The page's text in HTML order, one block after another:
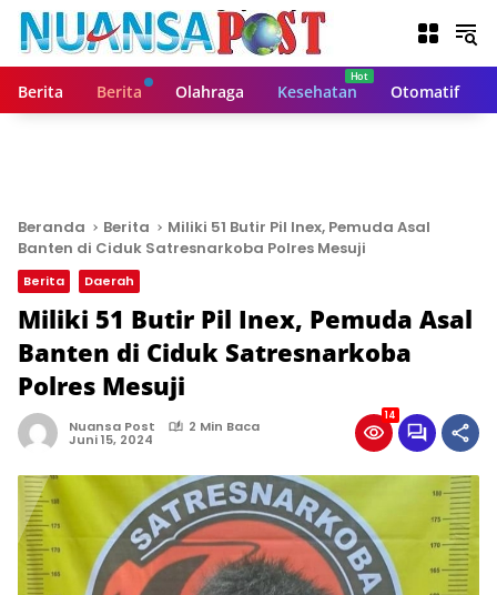
Berita Berita Olahraga Kesehatan Otomatif
Beranda Berita
Miliki 51 Butir Pil Inex, Pemuda Asal
Banten di Ciduk Satresnarkoba Polres Mesuji
Berita Daerah
Miliki 51 Butir Pil Inex, Pemuda Asal
Banten di Ciduk Satresnarkoba
Polres Mesuji
Nuansa Post 2 Min Baca
Juni 15, 2024
14